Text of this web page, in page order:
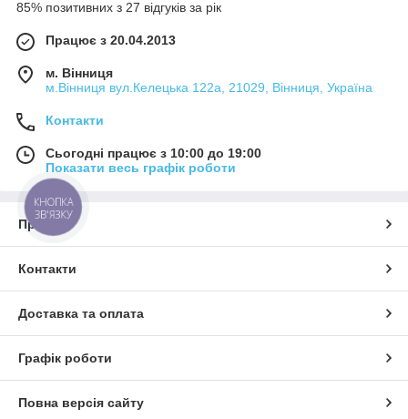
85% позитивних з 27 відгуків за рік
Працює з 20.04.2013
м. Вінниця
м.Вінниця вул.Келецька 122а, 21029, Вінниця, Україна
Контакти
Сьогодні працює з 10:00 до 19:00
Показати весь графік роботи
Про нас
Контакти
Доставка та оплата
Графік роботи
Повна версія сайту
КНОПКА
ЗВ'ЯЗКУ